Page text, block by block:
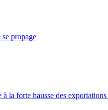
propage
la forte hausse des